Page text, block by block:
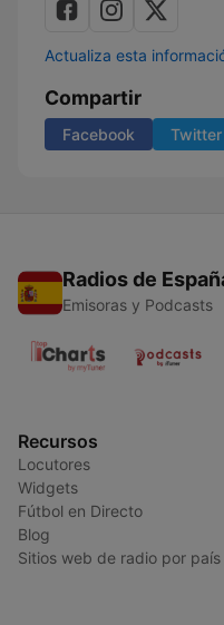
Actualiza esta
Compartir
Facebook Twitter
Radios de
Emisoras y Podcasts
Recursos
Locutores
Widgets
Fútbol en Directo
Blog
Sitios web de radio por país